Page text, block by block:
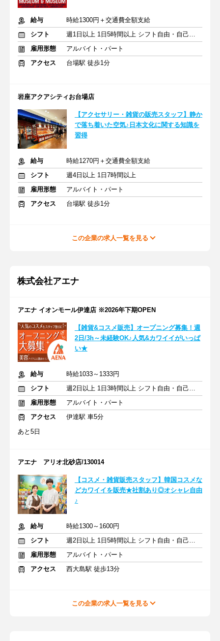
給与
時給1300円＋交通費全額支給
シフト
週1日以上 1日5時間以上 シフト自由・自己申告
雇用形態
アルバイト・パート
アクセス
台場駅 徒歩1分
岩座アクアシティお台場店
【アクセサリー・雑貨の販売スタッフ】静か
で落ち着いた空気♪日本文化に関する知識を
習得
給与
時給1270円＋交通費全額支給
シフト
週4日以上 1日7時間以上
雇用形態
アルバイト・パート
アクセス
台場駅 徒歩1分
この企業の求人一覧を見る
株式会社アエナ
アエナ イオンモール伊達店 ※2026年下期OPEN
【雑貨&コスメ販売】オープニング募集！週
2日/3h～未経験OK♪人気&カワイイがいっぱ
い★
給与
時給1033～1333円
シフト
週2日以上 1日3時間以上 シフト自由・自己申告
雇用形態
アルバイト・パート
アクセス
伊達駅 車5分
あと5日
アエナ アリオ北砂店/130014
【コスメ・雑貨販売スタッフ】韓国コスメな
どカワイイを販売★社割あり◎オシャレ自由
♪
給与
時給1300～1600円
シフト
週2日以上 1日5時間以上 シフト自由・自己申告
雇用形態
アルバイト・パート
アクセス
西大島駅 徒歩13分
この企業の求人一覧を見る